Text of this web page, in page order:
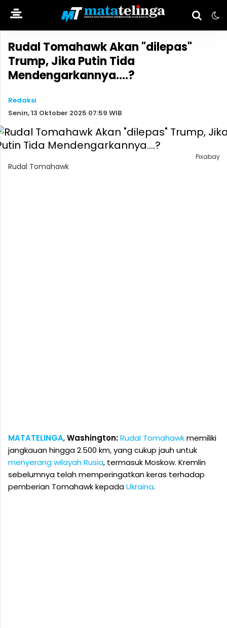
Rudal Tomahawk Akan "dilepas"
Trump, Jika Putin Tida
Mendengarkannya....?
Redaksi
Senin, 13 Oktober 2025 07:59 WIB
Pixabay
Rudal Tomahawk
MATATELINGA,Washington:Rudal Tomahawkmemiliki
jangkauan hingga 2.500 km, yang cukup jauh untuk
menyerang wilayah Rusia, termasuk Moskow. Kremlin
sebelumnya telah memperingatkan keras terhadap
pemberian Tomahawk kepadaUkraina.